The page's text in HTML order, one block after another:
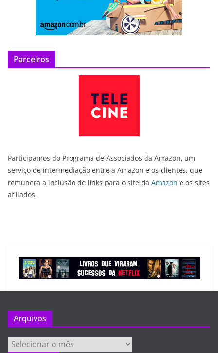
Parceiros
Participamos do Programa de Associados da Amazon, um
serviço de intermediação entre a Amazon e os clientes, que
remunera a inclusão de links para o site da Amazon e os sites
afiliados.
Arquivos
Arquivos